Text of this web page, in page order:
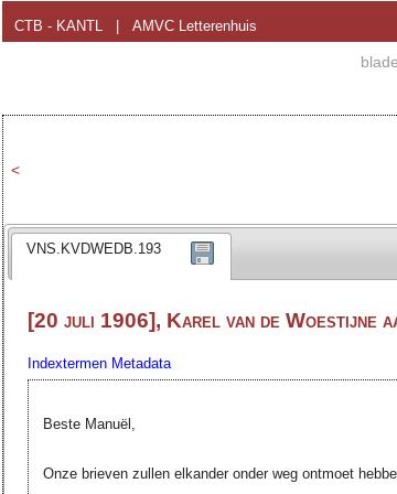
CTB - KANTL AMVC Letterenhuis
<
VNS.KVDWEDB.193
[20 juli 1906], Karel van de Woestijne
Indextermen Metadata
Beste Manuël,
Onze brieven zullen elkander onder weg ontmoet